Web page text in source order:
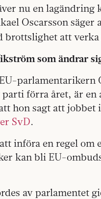
nu en lagändring
Oscarsson
brottslighet att
som ändrar
parlamentarikern
förra året, är
hon sagt att
SvD.
införa en regel om
kan bli EU-
av parlamentet